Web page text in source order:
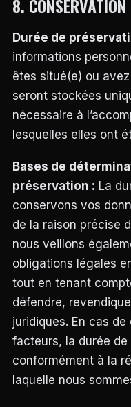
8.
Durée de
informations
êtes situé(e) ou avez
seront stockées
nécessaire à
lesquelles elles ont
Bases de
préservation : La
conservons vos
de la raison précise
nous veillons
obligations légales
tout en tenant
défendre,
juridiques. En cas
facteurs, la durée
conformément à la
laquelle nous